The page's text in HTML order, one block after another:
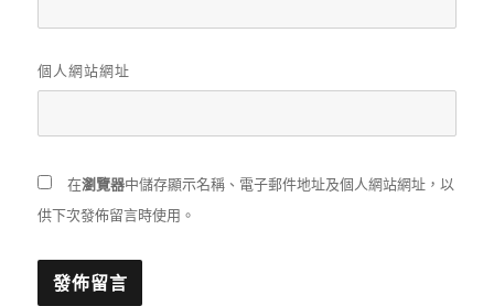
個人網站網址
在瀏覽器中儲存顯示名稱、電子郵件地址及個人網站網址，以
供下次發佈留言時使用。